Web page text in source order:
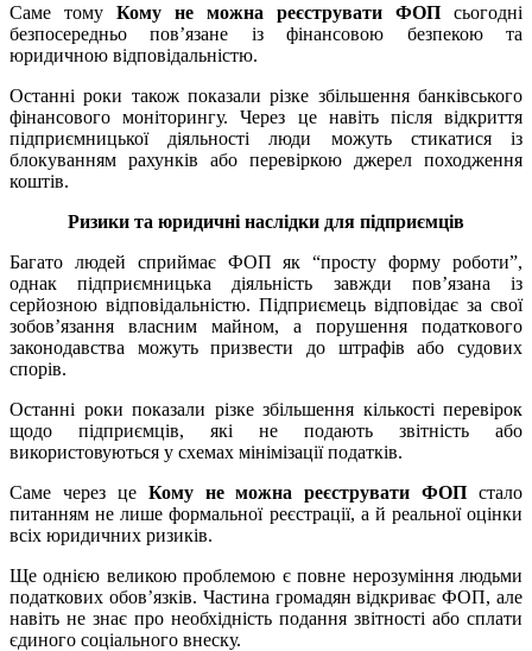
Саме тому Кому не можна реєструвати ФОП сьогодні
безпосередньо пов’язане із фінансовою безпекою та
юридичною відповідальністю.
Останні роки також показали різке збільшення банківського
фінансового моніторингу. Через це навіть після відкриття
підприємницької діяльності люди можуть стикатися із
блокуванням рахунків або перевіркою джерел походження
коштів.
Ризики та юридичні наслідки для підприємців
Багато людей сприймає ФОП як “просту форму роботи”,
однак підприємницька діяльність завжди пов’язана із
серйозною відповідальністю. Підприємець відповідає за свої
зобов’язання власним майном, а порушення податкового
законодавства можуть призвести до штрафів або судових
спорів.
Останні роки показали різке збільшення кількості перевірок
щодо підприємців, які не подають звітність або
використовуються у схемах мінімізації податків.
Саме через це Кому не можна реєструвати ФОП стало
питанням не лише формальної реєстрації, а й реальної оцінки
всіх юридичних ризиків.
Ще однією великою проблемою є повне нерозуміння людьми
податкових обов’язків. Частина громадян відкриває ФОП, але
навіть не знає про необхідність подання звітності або сплати
єдиного соціального внеску.